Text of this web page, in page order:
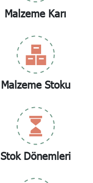
Malzeme Karı
Malzeme Stoku
Stok Dönemleri